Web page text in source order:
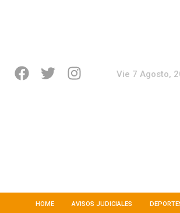
Vie 7 Agosto,
HOME AVISOS JUDICIALES